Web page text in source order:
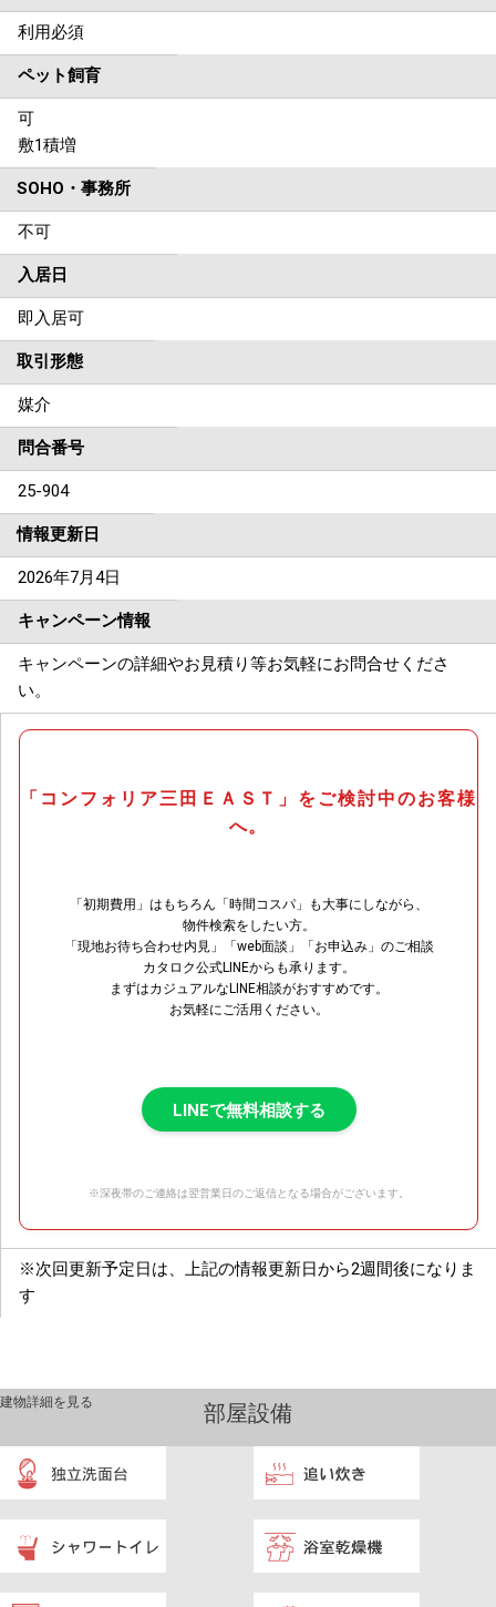
利用必須
ペット飼育
可
敷1積増
SOHO・事務所
不可
入居日
即入居可
取引形態
媒介
問合番号
25-904
情報更新日
2026年7月4日
キャンペーン情報
キャンペーンの詳細やお見積り等お気軽にお問合せくださ
い。
「コンフォリア三田ＥＡＳＴ」をご検討中のお客様
へ。
「初期費用」はもちろん「時間コスパ」も大事にしながら、
物件検索をしたい方。
「現地お待ち合わせ内見」「web面談」「お申込み」のご相談
カタロク公式LINEからも承ります。
まずはカジュアルなLINE相談がおすすめです。
お気軽にご活用ください。
LINEで無料相談する
※深夜帯のご連絡は翌営業日のご返信となる場合がございます。
※次回更新予定日は、上記の情報更新日から2週間後になりま
す
部屋設備
建物詳細を見る